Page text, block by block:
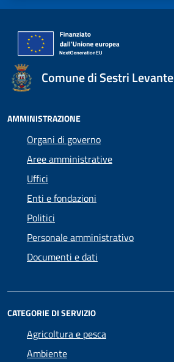
Comune di Sestri Levante
AMMINISTRAZIONE
Organi di governo
Aree amministrative
Uffici
Enti e fondazioni
Politici
Personale amministrativo
Documenti e dati
CATEGORIE DI SERVIZIO
Agricoltura e pesca
Ambiente